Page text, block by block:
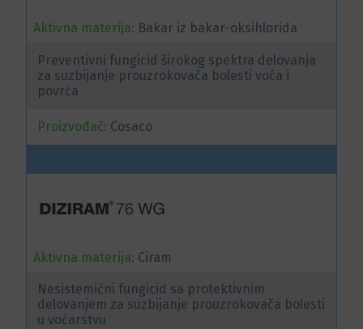
Aktivna materija: Bakar iz bakar-oksihlorida
Preventivni fungicid širokog spektra delovanja
za suzbijanje prouzrokovača bolesti voća i
povrća
Proizvođač: Cosaco
Aktivna materija: Ciram
Nesistemični fungicid sa protektivnim
delovanjem za suzbijanje prouzrokovača bolesti
u voćarstvu